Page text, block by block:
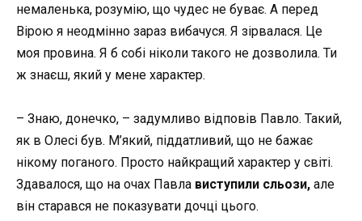
немаленька, розумію, що чудес не буває. А перед
Вірою я неодмінно зараз вибачуся. Я зірвалася. Це
моя провина. Я б собі ніколи такого не дозволила. Ти
ж знаєш, який у мене характер.
– Знаю, донечко, – задумливо відповів Павло. Такий,
як в Олесі був. М’який, піддатливий, що не бажає
нікому поганого. Просто найкращий характер у світі.
Здавалося, що на очах Павла виступили сльози, але
він старався не показувати дочці цього.